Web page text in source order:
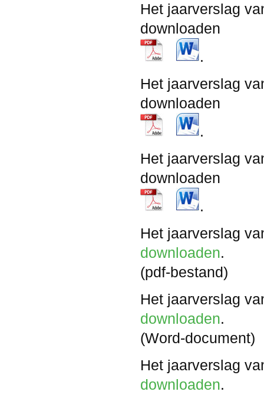
Het jaarverslag
downloaden
.
Het jaarverslag
downloaden
.
Het jaarverslag
downloaden
.
Het jaarverslag
downloaden.
(pdf-bestand)
Het jaarverslag
downloaden.
(Word-document)
Het jaarverslag
downloaden.